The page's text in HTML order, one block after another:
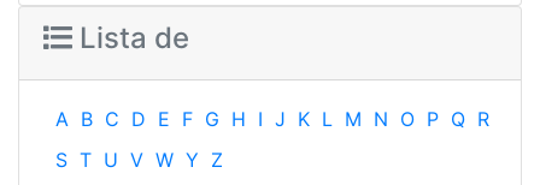
Lista de
A B C D E F G H I J K L M N O P Q R
S T U V W Y Z